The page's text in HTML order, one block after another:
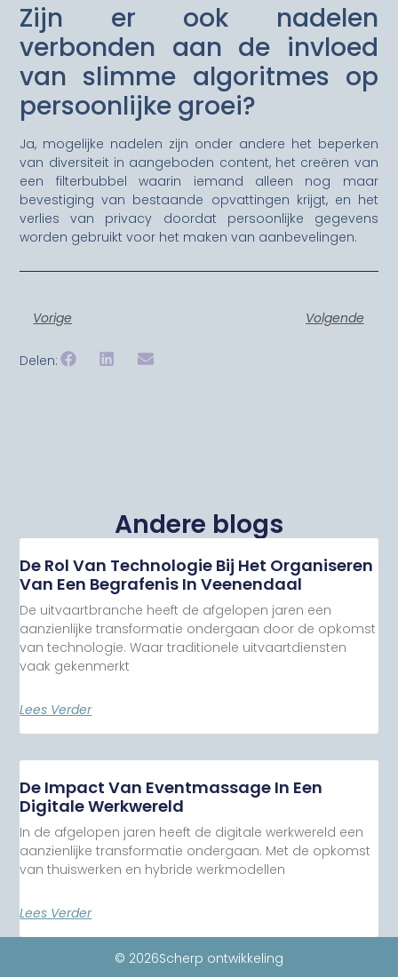
Zijn er ook nadelen
verbonden aan de invloed
van slimme algoritmes op
persoonlijke groei?
Ja, mogelijke nadelen zijn onder andere het beperken
van diversiteit in aangeboden content, het creëren van
een filterbubbel waarin iemand alleen nog maar
bevestiging van bestaande opvattingen krijgt, en het
verlies van privacy doordat persoonlijke gegevens
worden gebruikt voor het maken van aanbevelingen.
Vorige Volgende
Delen:
Andere blogs
De Rol Van Technologie Bij Het Organiseren
Van Een Begrafenis In Veenendaal
De uitvaartbranche heeft de afgelopen jaren een
aanzienlijke transformatie ondergaan door de opkomst
van technologie. Waar traditionele uitvaartdiensten
vaak gekenmerkt
Lees Verder
De Impact Van Eventmassage In Een
Digitale Werkwereld
In de afgelopen jaren heeft de digitale werkwereld een
aanzienlijke transformatie ondergaan. Met de opkomst
van thuiswerken en hybride werkmodellen
Lees Verder
© 2026Scherp ontwikkeling